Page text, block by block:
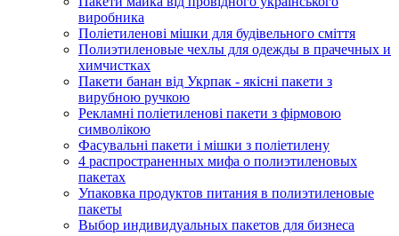
виробника
Поліетиленові мішки для будівельного сміття
Полиэтиленовые чехлы для одежды в прачечных и
химчистках
Пакети банан від Укрпак - якісні пакети з
вирубною ручкою
Рекламні поліетиленові пакети з фірмовою
символікою
Фасувальні пакети і мішки з поліетилену
4 распространенных мифа о полиэтиленовых
пакетах
Упаковка продуктов питания в полиэтиленовые
пакеты
Выбор индивидуальных пакетов для бизнеса